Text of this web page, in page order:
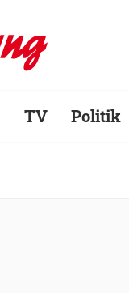
TV Politik